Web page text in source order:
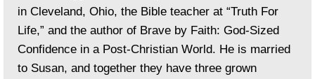
in Cleveland, Ohio, the Bible teacher at “Truth For
Life,” and the author of Brave by Faith: God-Sized
Confidence in a Post-Christian World. He is married
to Susan, and together they have three grown